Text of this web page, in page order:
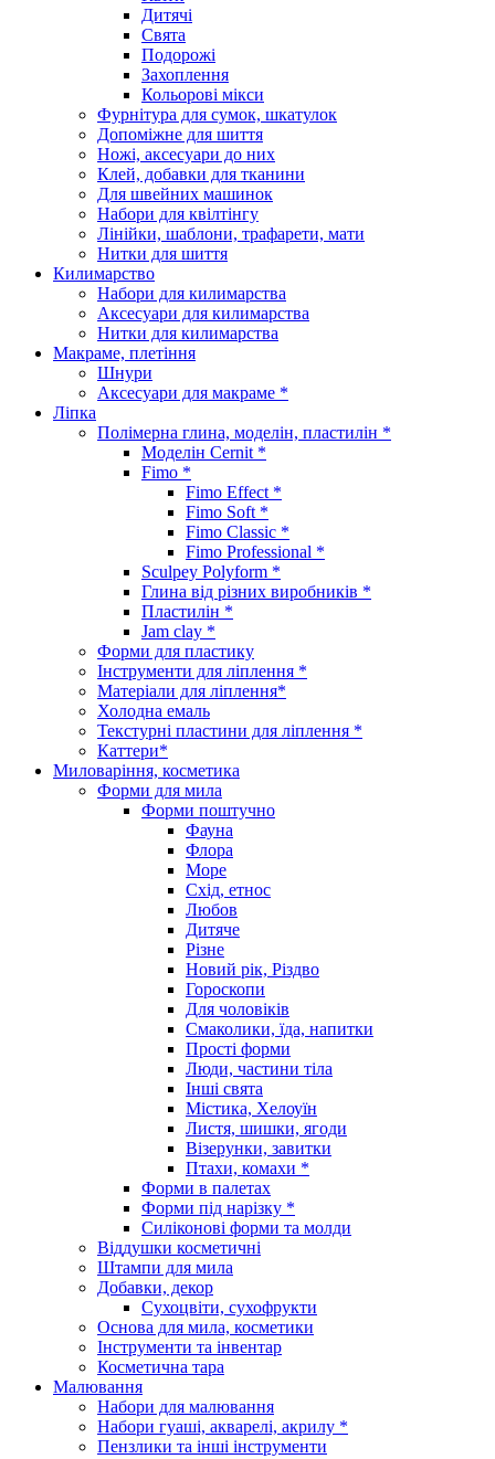
Дитячі
Свята
Подорожі
Захоплення
Кольорові мікси
Фурнітура для сумок, шкатулок
Допоміжне для шиття
Ножі, аксесуари до них
Клей, добавки для тканини
Для швейних машинок
Набори для квілтінгу
Лінійки, шаблони, трафарети, мати
Нитки для шиття
Килимарство
Набори для килимарства
Аксесуари для килимарства
Нитки для килимарства
Макраме, плетіння
Шнури
Аксесуари для макраме *
Ліпка
Полімерна глина, моделін, пластилін *
Моделін Cernit *
Fimo *
Fimo Effect *
Fimo Soft *
Fimo Classic *
Fimo Professional *
Sculpey Polyform *
Глина від різних виробників *
Пластилін *
Jam clay *
Форми для пластику
Інструменти для ліплення *
Матеріали для ліплення*
Холодна емаль
Текстурні пластини для ліплення *
Каттери*
Миловаріння, косметика
Форми для мила
Форми поштучно
Фауна
Флора
Море
Схід, етнос
Любов
Дитяче
Різне
Новий рік, Різдво
Гороскопи
Для чоловіків
Смаколики, їда, напитки
Прості форми
Люди, частини тіла
Інші свята
Містика, Хелоуїн
Листя, шишки, ягоди
Візерунки, завитки
Птахи, комахи *
Форми в палетах
Форми під нарізку *
Силіконові форми та молди
Віддушки косметичні
Штампи для мила
Добавки, декор
Сухоцвіти, сухофрукти
Основа для мила, косметики
Інструменти та інвентар
Косметична тара
Малювання
Набори для малювання
Набори гуаші, акварелі, акрилу *
Пензлики та інші інструменти